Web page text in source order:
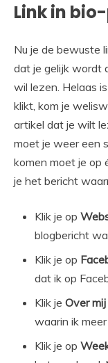
Link in
Nu je de bewuste
dat je gelijk wordt
wil lezen. Helaas
klikt, kom je
artikel dat je wilt
moet je weer een
komen moet je op
je het bericht
Klik je op
blogbericht
Klik je op
dat ik op
Klik je Over
waarin ik
Klik je op